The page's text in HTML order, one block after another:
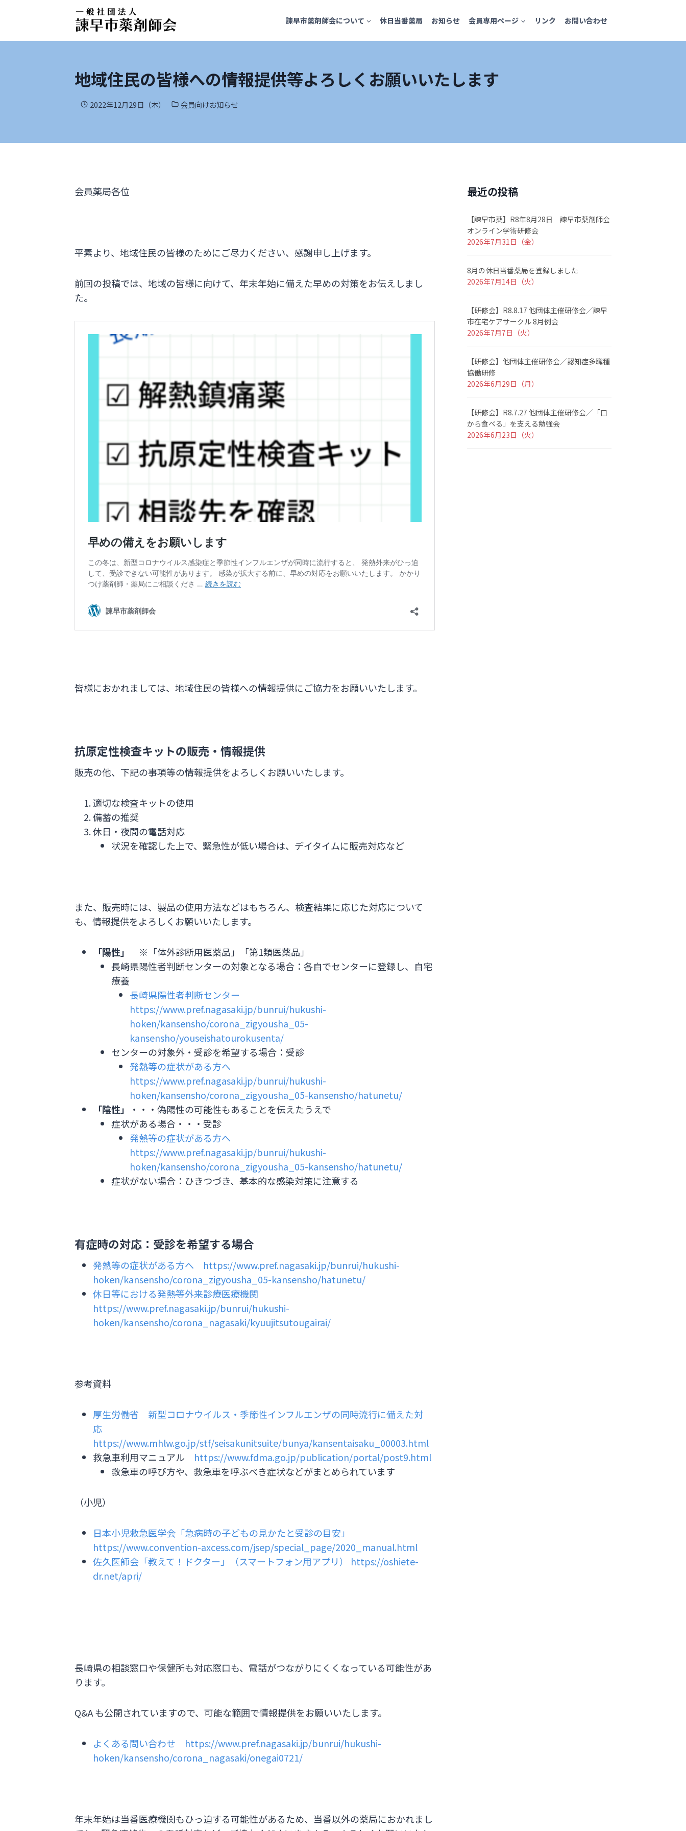
諫早市薬剤師会について 休日当番薬局 お知らせ 会員専用ページ リンク お問い合わせ
地域住民の皆様への情報提供等よろしくお願いいたします
2022年12月29日（木） 会員向けお知らせ
会員薬局各位
平素より、地域住民の皆様のためにご尽力ください、感謝申し上げます。
前回の投稿では、地域の皆様に向けて、年末年始に備えた早めの対策をお伝えしまし
た。
皆様におかれましては、地域住民の皆様への情報提供にご協力をお願いいたします。
抗原定性検査キットの販売・情報提供
販売の他、下記の事項等の情報提供をよろしくお願いいたします。
適切な検査キットの使用
備蓄の推奨
休日・夜間の電話対応
状況を確認した上で、緊急性が低い場合は、デイタイムに販売対応など
また、販売時には、製品の使用方法などはもちろん、検査結果に応じた対応について
も、情報提供をよろしくお願いいたします。
「陽性」
※「体外診断用医薬品」「第1類医薬品」
長崎県陽性者判断センターの対象となる場合：各自でセンターに登録し、自宅
療養
長崎県陽性者判断センター
https://www.pref.nagasaki.jp/bunrui/hukushi-
hoken/kansensho/corona_zigyousha_05-
kansensho/youseishatourokusenta/
センターの対象外・受診を希望する場合：受診
発熱等の症状がある方へ
https://www.pref.nagasaki.jp/bunrui/hukushi-
hoken/kansensho/corona_zigyousha_05-kansensho/hatunetu/
「陰性」
・・・偽陽性の可能性もあることを伝えたうえで
症状がある場合・・・受診
発熱等の症状がある方へ
https://www.pref.nagasaki.jp/bunrui/hukushi-
hoken/kansensho/corona_zigyousha_05-kansensho/hatunetu/
症状がない場合：ひきつづき、基本的な感染対策に注意する
有症時の対応：受診を希望する場合
発熱等の症状がある方へ
https://www.pref.nagasaki.jp/bunrui/hukushi-
hoken/kansensho/corona_zigyousha_05-kansensho/hatunetu/
休日等における発熱等外来診療医療機関
https://www.pref.nagasaki.jp/bunrui/hukushi-
hoken/kansensho/corona_nagasaki/kyuujitsutougairai/
参考資料
厚生労働省 新型コロナウイルス・季節性インフルエンザの同時流行に備えた対
応
https://www.mhlw.go.jp/stf/seisakunitsuite/bunya/kansentaisaku_00003.html
救急車利用マニュアル https://www.fdma.go.jp/publication/portal/post9.html
救急車の呼び方や、救急車を呼ぶべき症状などがまとめられています
（小児）
日本小児救急医学会「急病時の子どもの見かたと受診の目安」
https://www.convention-axcess.com/jsep/special_page/2020_manual.html
佐久医師会「教えて！ドクター」（スマートフォン用アプリ） https://oshiete-
dr.net/apri/
長崎県の相談窓口や保健所も対応窓口も、電話がつながりにくくなっている可能性があ
ります。
Q&A も公開されていますので、可能な範囲で情報提供をお願いいたします。
よくある問い合わせ
https://www.pref.nagasaki.jp/bunrui/hukushi-
hoken/kansensho/corona_nagasaki/onegai0721/
年末年始は当番医療機関もひっ迫する可能性があるため、当番以外の薬局におかれまし
最近の投稿
【諫早市薬】R8年8月28日 諫早市薬剤師会
オンライン学術研修会
2026年7月31日（金）
8月の休日当番薬局を登録しました
2026年7月14日（火）
【研修会】R8.8.17 他団体主催研修会／諫早
市在宅ケアサークル 8月例会
2026年7月7日（火）
【研修会】他団体主催研修会／認知症多職種
協働研修
2026年6月29日（月）
【研修会】R8.7.27 他団体主催研修会／「口
から食べる」を支える勉強会
2026年6月23日（火）